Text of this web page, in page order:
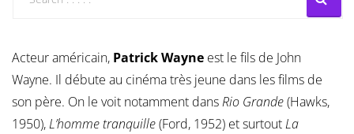
Acteur américain, Patrick Wayne est le fils de John
Wayne. Il débute au cinéma très jeune dans les films de
son père. On le voit notamment dansRio Grande(Hawks,
1950),L’homme tranquille(Ford, 1952) et surtoutLa